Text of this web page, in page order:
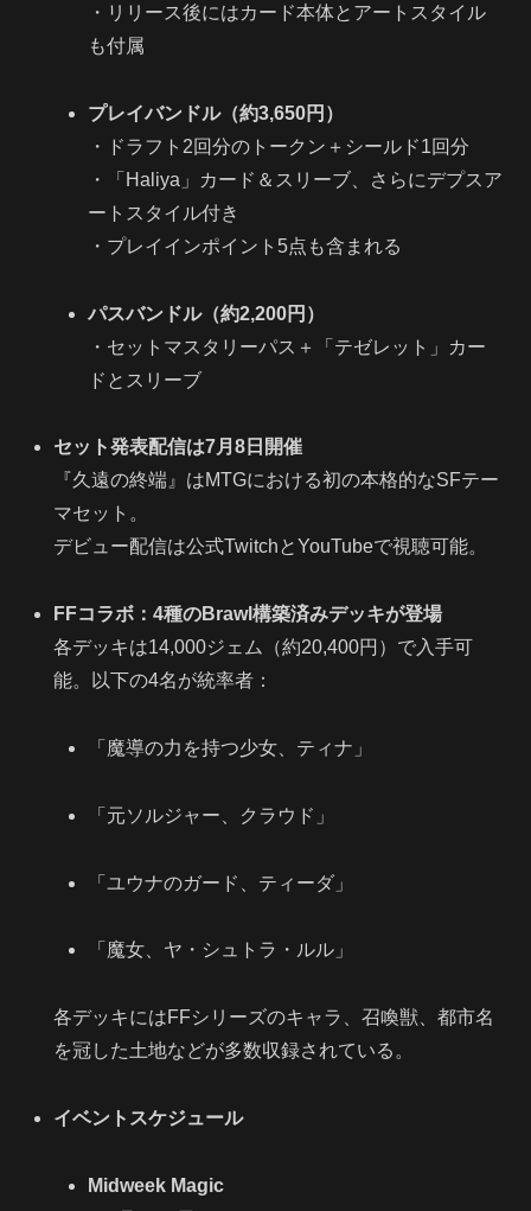
・リリース後にはカード本体とアートスタイル
も付属
プレイバンドル（約3,650円）
・ドラフト2回分のトークン＋シールド1回分
・「Haliya」カード＆スリーブ、さらにデプスア
ートスタイル付き
・プレイインポイント5点も含まれる
パスバンドル（約2,200円）
・セットマスタリーパス＋「テゼレット」カー
ドとスリーブ
セット発表配信は7月8日開催
『久遠の終端』はMTGにおける初の本格的なSFテー
マセット。
デビュー配信は公式TwitchとYouTubeで視聴可能。
FFコラボ：4種のBrawl構築済みデッキが登場
各デッキは14,000ジェム（約20,400円）で入手可
能。以下の4名が統率者：
「魔導の力を持つ少女、ティナ」
「元ソルジャー、クラウド」
「ユウナのガード、ティーダ」
「魔女、ヤ・シュトラ・ルル」
各デッキにはFFシリーズのキャラ、召喚獣、都市名
を冠した土地などが多数収録されている。
イベントスケジュール
Midweek Magic